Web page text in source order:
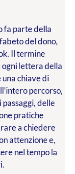
fa parte della
del dono,
Il termine
ogni lettera della
chiave di
percorso,
passaggi, delle
pratiche
a chiedere
attenzione e,
nel tempo la